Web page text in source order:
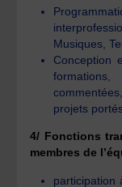
Musiques,
Conception
projets
4/ Fonctions
membres de
participation